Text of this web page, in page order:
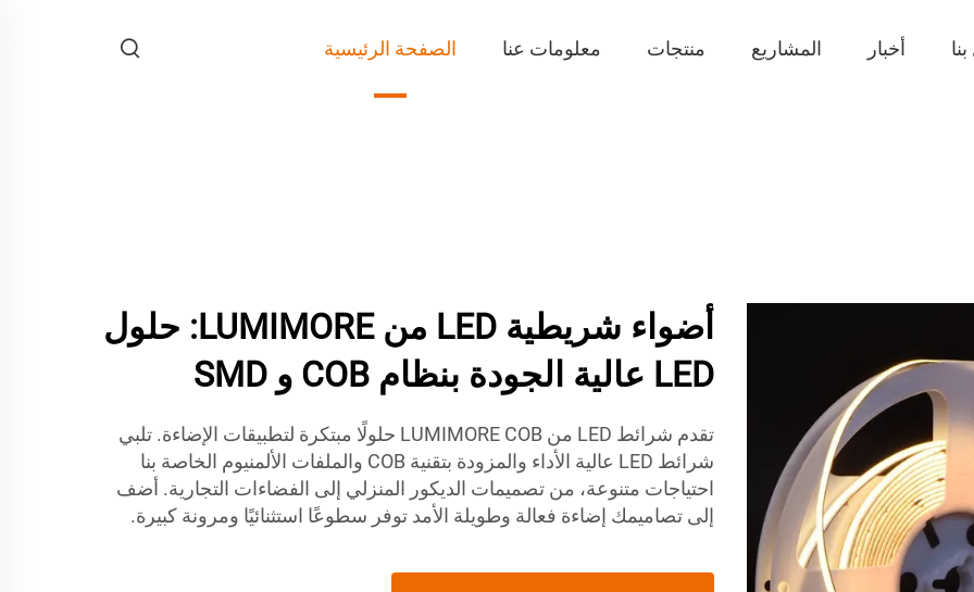
الصفحة الرئيسية معلومات عنا منتجات المشاريع أخبار
أضواء شريطية LED من LUMIMORE: حلول
LED عالية الجودة بنظام COB و SMD
تقدم شرائط LED من LUMIMORE COB حلولًا مبتكرة لتطبيقات الإضاءة. تلبي
شرائط LED عالية الأداء والمزودة بتقنية COB والملفات الألمنيوم الخاصة بنا
احتياجات متنوعة، من تصميمات الديكور المنزلي إلى الفضاءات التجارية. أضف
إلى تصاميمك إضاءة فعالة وطويلة الأمد توفر سطوعًا استثنائيًا ومرونة كبيرة.